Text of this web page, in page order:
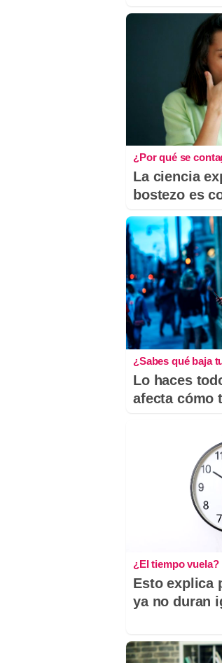
¿Por qué se
La ciencia
bostezo es
¿Sabes qué baja
Lo haces
afecta cómo
¿El tiempo vuela?
Esto explica
ya no duran